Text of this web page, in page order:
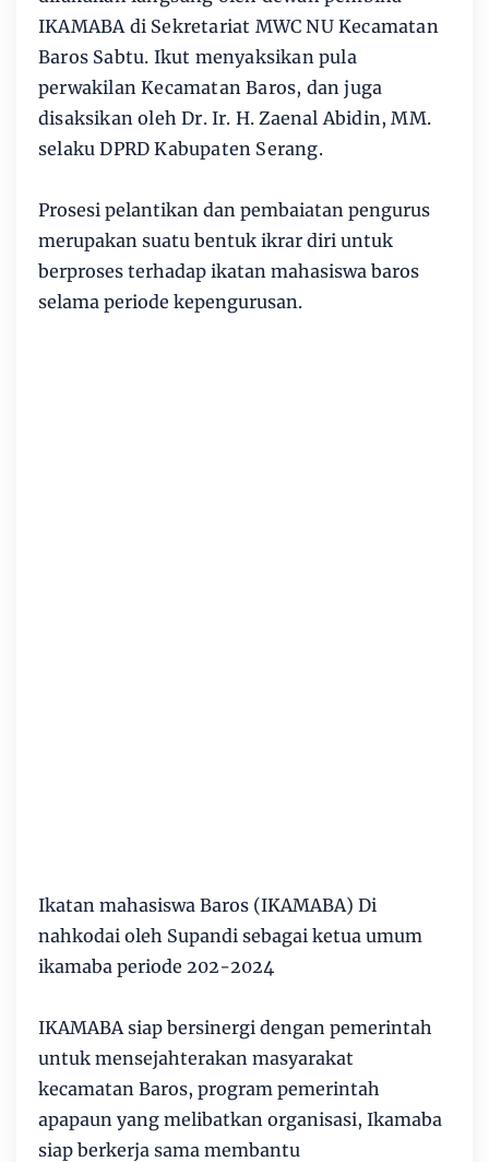
IKAMABA di Sekretariat MWC NU Kecamatan
Baros Sabtu. Ikut menyaksikan pula
perwakilan Kecamatan Baros, dan juga
disaksikan oleh Dr. Ir. H. Zaenal Abidin, MM.
selaku DPRD Kabupaten Serang.
Prosesi pelantikan dan pembaiatan pengurus
merupakan suatu bentuk ikrar diri untuk
berproses terhadap ikatan mahasiswa baros
selama periode kepengurusan.
Ikatan mahasiswa Baros (IKAMABA) Di
nahkodai oleh Supandi sebagai ketua umum
ikamaba periode 202-2024
IKAMABA siap bersinergi dengan pemerintah
untuk mensejahterakan masyarakat
kecamatan Baros, program pemerintah
apapaun yang melibatkan organisasi, Ikamaba
siap berkerja sama membantu